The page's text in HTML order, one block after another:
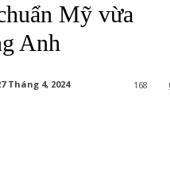
Mỹ vừa
Anh
Tháng 4, 2024 168